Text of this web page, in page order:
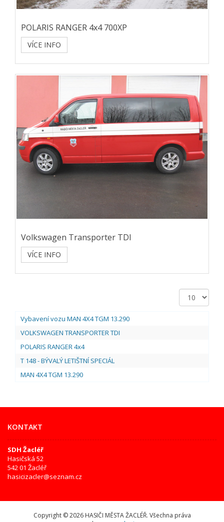
POLARIS RANGER 4x4 700XP
VÍCE INFO
Volkswagen Transporter TDI
VÍCE INFO
Počet
zobrazení
Vybavení vozu MAN 4X4 TGM 13.290
VOLKSWAGEN TRANSPORTER TDI
POLARIS RANGER 4x4
T 148 - BÝVALÝ LETIŠTNÍ SPECIÁL
MAN 4X4 TGM 13.290
KONTAKT
SDH Žacléř
Hasičská 52
542 01 Žacléř
hasicizacler@seznam.cz
Copyright © 2026 HASIČI MĚSTA ŽACLÉŘ. Všechna práva